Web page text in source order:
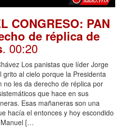
CONGRESO: PAN
de réplica de
. 00:20
Los panistas que líder Jorge
grito al cielo porque la Presidenta
no les da derecho de réplica por
que hace en sus
Esas mañaneras son una
hacía el entonces y hoy escondido
Manuel […